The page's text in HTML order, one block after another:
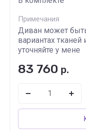
Примечания
Диван может
вариантах
уточняйте у мене
83 760 р.